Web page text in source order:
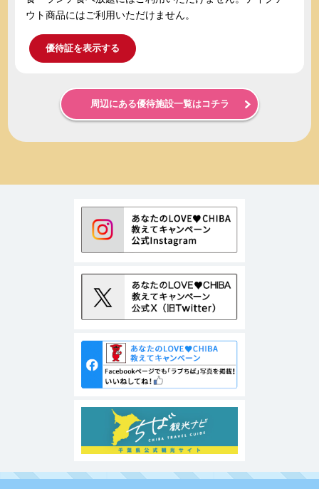
ウト商品にはご利用いただけません。
優待証を表示する
周辺にある優待施設一覧はコチラ